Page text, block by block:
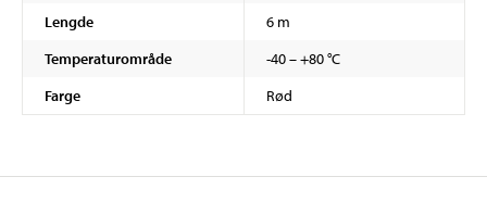
Lengde
6 m
Temperaturområde
-40 – +80 °C
Farge
Rød